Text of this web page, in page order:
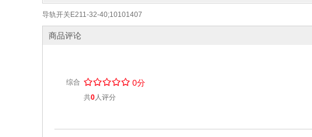
导轨开关E211-32-40;10101407
商品评论
综合 /////
..... 0分
共0人评分